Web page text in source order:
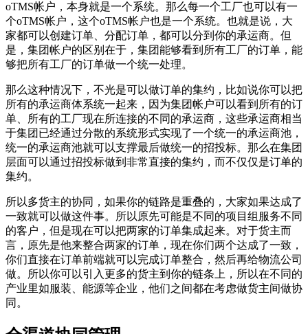
oTMS帐户，本身就是一个系统。那么每一个工厂也可以有一
个oTMS帐户，这个oTMS帐户也是一个系统。也就是说，大
家都可以创建订单、分配订单，都可以分到你的承运商。但
是，集团帐户的区别在于，集团能够看到所有工厂的订单，能
够把所有工厂的订单做一个统一处理。
那么这种情况下，不光是可以做订单的集约，比如说你可以把
所有的承运商体系统一起来，因为集团帐户可以看到所有的订
单、所有的工厂现在所连接的不同的承运商，这些承运商相当
于集团已经通过分散的系统形式实现了一个统一的承运商池，
统一的承运商池就可以支撑最后做统一的招投标。那么在集团
层面可以通过招投标做到非常直接的集约，而不仅仅是订单的
集约。
所以多货主的协同，如果你的链路是重叠的，大家如果达成了
一致就可以做这件事。所以原先可能是不同的项目组服务不同
的客户，但是现在可以把两家的订单集成起来。对于货主而
言，原先是他来整合两家的订单，现在你们两个达成了一致，
你们直接在订单前端就可以完成订单整合，然后再给物流公司
做。所以你可以引入更多的货主到你的链条上，所以在不同的
产业里如服装、能源等企业，他们之间都在考虑做货主间做协
同。